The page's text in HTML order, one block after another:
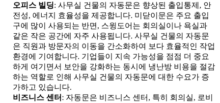
오피스 빌딩: 사무실 건물의 자동문은 향상된 출입통제, 안
전성, 에너지 효율성을 제공합니다. 미닫이문은 주요 출입
구에 많이 사용되는 반면, 스윙도어는 회의실이나 욕실과
같은 작은 공간에 자주 사용됩니다. 사무실 건물의 자동문
은 직원과 방문자의 이동을 간소화하여 보다 효율적인 작업
환경에 기여합니다. 기업들이 지속 가능성을 점점 더 중요
하게 여기면서 보안을 강화하는 동시에 냉난방 비용을 절감
하는 역할로 인해 사무실 건물의 자동문에 대한 수요가 증
가하고 있습니다.
비즈니스 센터 : 자동문은 비즈니스 센터, 특히 회의실, 로비